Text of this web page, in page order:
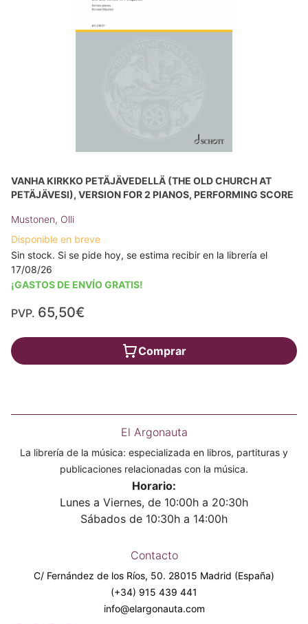
VANHA KIRKKO PETÄJÄVEDELLÄ (THE OLD CHURCH AT
PETÄJÄVESI), VERSION FOR 2 PIANOS, PERFORMING SCORE
Mustonen, Olli
Disponible en breve
Sin stock. Si se pide hoy, se estima recibir en la librería el
17/08/26
¡GASTOS DE ENVÍO GRATIS!
PVP. 65,50€
Comprar
El Argonauta
La librería de la música: especializada en libros, partituras y
publicaciones relacionadas con la música.
Horario:
Lunes a Viernes, de 10:00h a 20:30h
Sábados de 10:30h a 14:00h
Contacto
C/ Fernández de los Ríos, 50. 28015 Madrid (España)
(+34) 915 439 441
info@elargonauta.com